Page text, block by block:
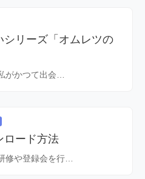
シリーズ「オムレツの
がかつて出会…
ロード方法
修や登録会を行…